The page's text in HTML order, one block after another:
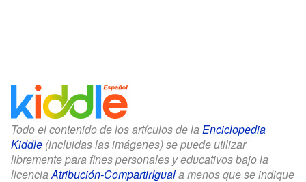
Todo el contenido de los artículos de la Enciclopedia
Kiddle (incluidas las imágenes) se puede utilizar
libremente para fines personales y educativos bajo la
licenciaAtribución-CompartirIguala menos que se indique